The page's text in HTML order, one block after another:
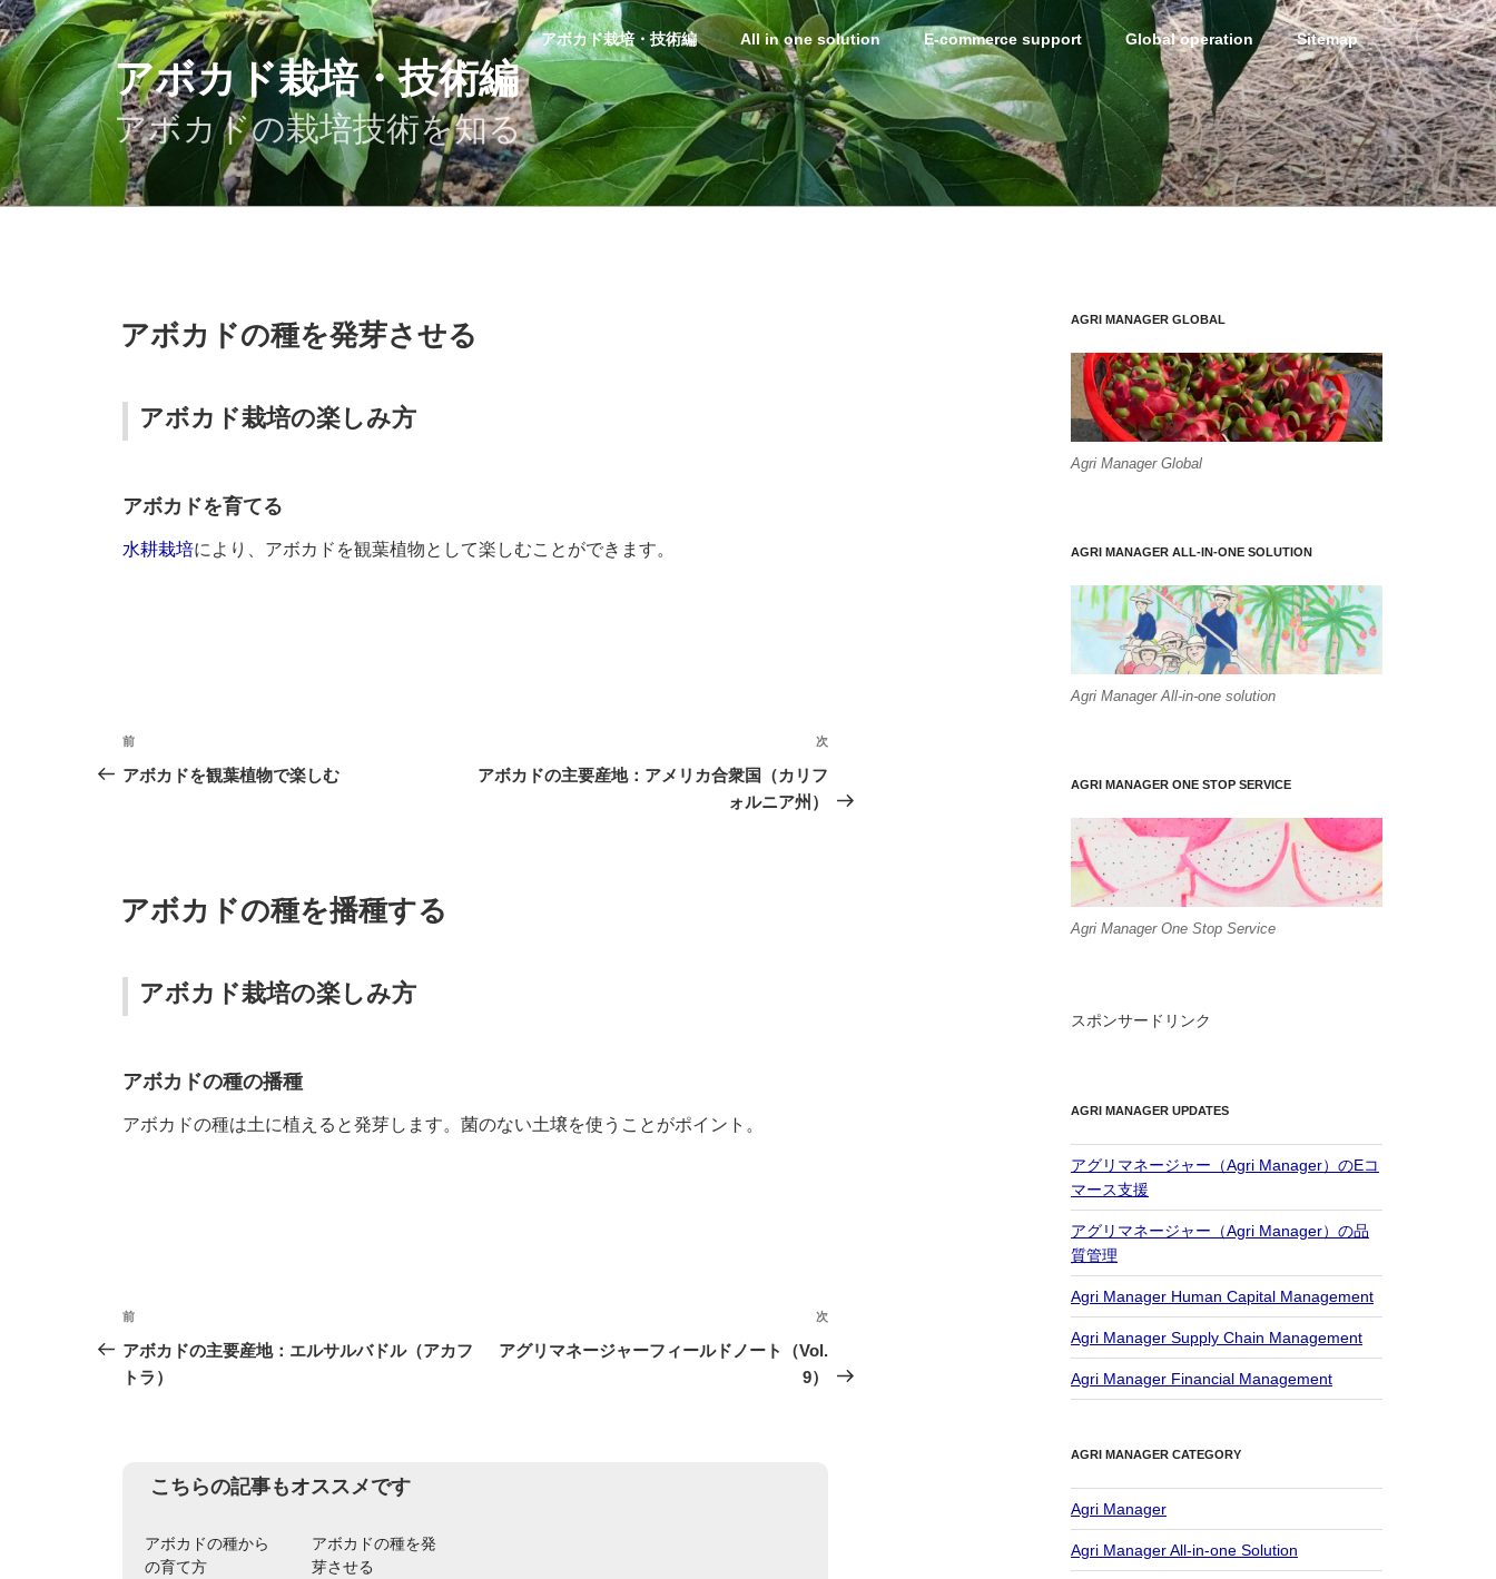
コ
ン
テ
ン
ツ
へ
ス
キ
アボカド栽培・技術編
アボカドの栽培技術を知る
アボカド栽培・技術編 All in one solution E-commerce support Global operation Sitemap
稿
アボカドの種を発芽させる
アボカド栽培の楽しみ方
アボカドを育てる
水耕栽培により、アボカドを観葉植物として楽しむことができます。
投
稿
ゲ
ー
シ
ョ
前
の
前
アボカドを観葉植物で楽しむ
次
投
次
アボカドの主要産地：アメリカ合衆国（カリフ
ォルニア州）
稿
アボカドの種を播種する
アボカド栽培の楽しみ方
アボカドの種の播種
アボカドの種は土に植えると発芽します。菌のない土壌を使うことがポイント。
投
稿
ナ
シ
前
の
投
前
アボカドの主要産地：エルサルバドル（アカフ
トラ）
次
投
次
アグリマネージャーフィールドノート（Vol.
9）
こちらの記事もオススメです
アボカドの種から
の育て方
アボカドの種を発
芽させる
AGRI MANAGER GLOBAL
Agri Manager Global
AGRI MANAGER ALL-IN-ONE SOLUTION
Agri Manager All-in-one solution
AGRI MANAGER ONE STOP SERVICE
Agri Manager One Stop Service
スポンサードリンク
AGRI MANAGER UPDATES
アグリマネージャー（Agri Manager）のEコ
マース支援
アグリマネージャー（Agri Manager）の品
質管理
Agri Manager Human Capital Management
Agri Manager Supply Chain Management
Agri Manager Financial Management
AGRI MANAGER CATEGORY
Agri Manager
Agri Manager All-in-one Solution